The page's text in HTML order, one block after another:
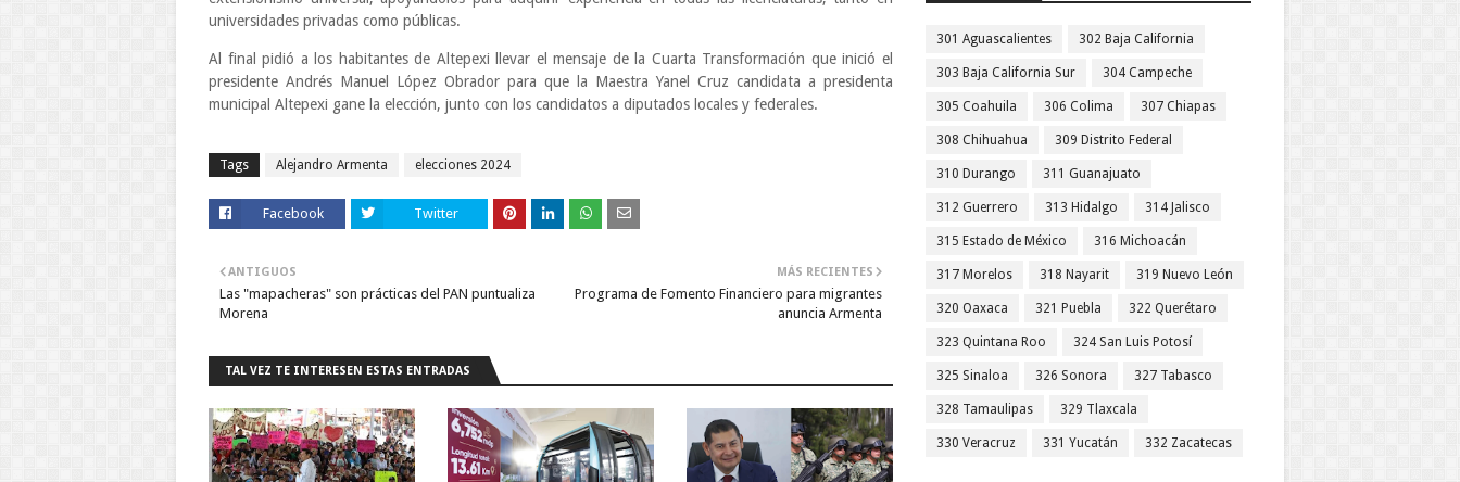
universidades privadas como públicas.
Al final pidió a los habitantes de Altepexi llevar el mensaje de la Cuarta Transformación que inició el
presidente Andrés Manuel López Obrador para que la Maestra Yanel Cruz candidata a presidenta
municipal Altepexi gane la elección, junto con los candidatos a diputados locales y federales.
Tags Alejandro Armenta elecciones 2024
Facebook Twitter
MÁS RECIENTES
Programa de Fomento Financiero para migrantes
anuncia Armenta
ANTIGUOS
Las "mapacheras" son prácticas del PAN puntualiza
Morena
TAL VEZ TE INTERESEN ESTAS ENTRADAS
301 Aguascalientes 302 Baja California
303 Baja California Sur 304 Campeche
305 Coahuila 306 Colima 307 Chiapas
308 Chihuahua 309 Distrito Federal
310 Durango 311 Guanajuato
312 Guerrero 313 Hidalgo 314 Jalisco
315 Estado de México 316 Michoacán
317 Morelos 318 Nayarit 319 Nuevo León
320 Oaxaca 321 Puebla 322 Querétaro
323 Quintana Roo 324 San Luis Potosí
325 Sinaloa 326 Sonora 327 Tabasco
328 Tamaulipas 329 Tlaxcala
330 Veracruz 331 Yucatán 332 Zacatecas